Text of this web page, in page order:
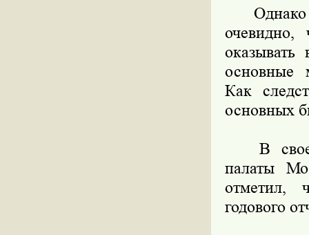
Однако к
очевидно,
оказывать
основные
Как
основных
В своем
палаты
отметил,
годового